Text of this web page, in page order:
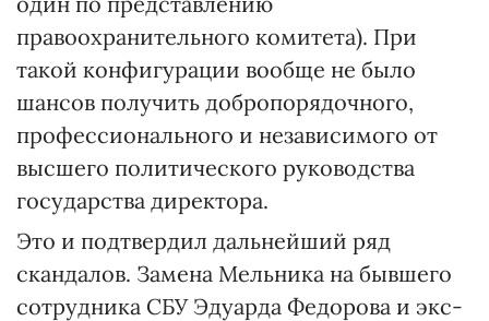
правоохранительного комитета). При
такой конфигурации вообще не было
шансов получить добропорядочного,
профессионального и независимого от
высшего политического руководства
государства директора.
Это и подтвердил дальнейший ряд
скандалов. Замена Мельника на бывшего
сотрудника СБУ Эдуарда Федорова и экс-